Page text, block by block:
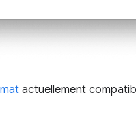
actuellement